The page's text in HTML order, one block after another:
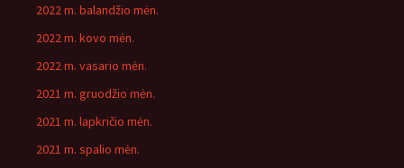
2022 m. balandžio mėn.
2022 m. kovo mėn.
2022 m. vasario mėn.
2021 m. gruodžio mėn.
2021 m. lapkričio mėn.
2021 m. spalio mėn.